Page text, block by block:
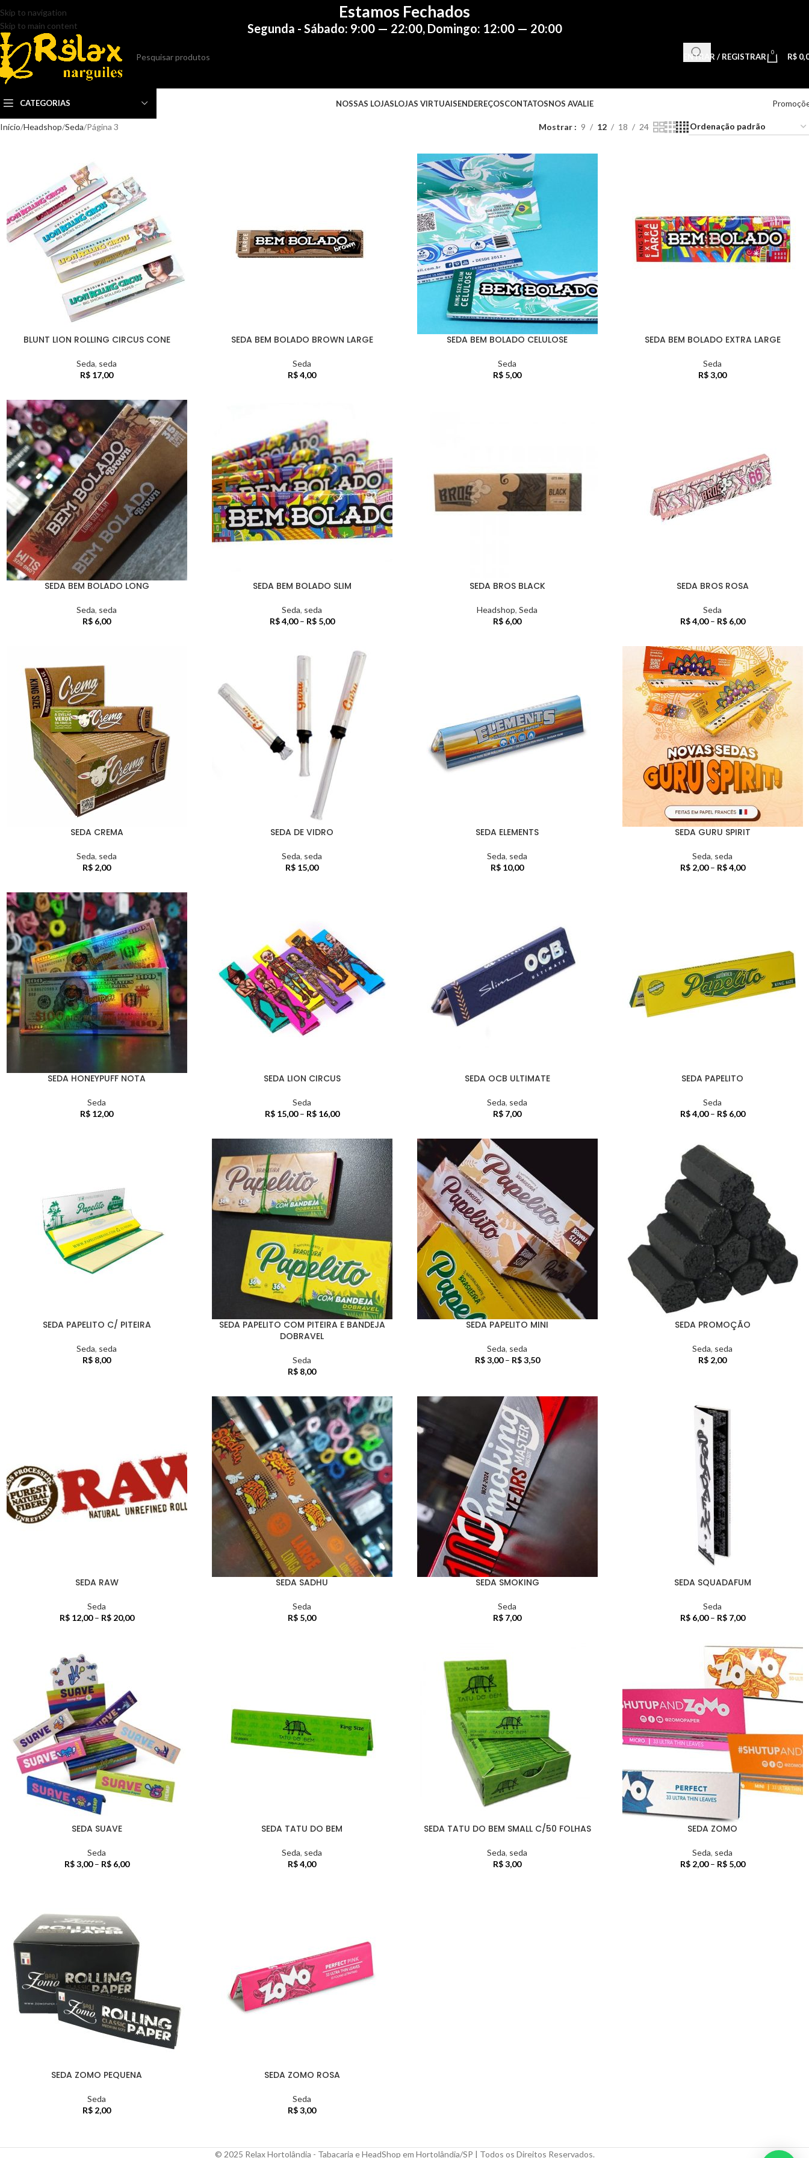
Skip to navigation
Skip to main content
Estamos Fechados
Segunda - Sábado: 9:00 — 22:00, Domingo: 12:00 — 20:00
ENTRAR / REGISTRAR 0 R$
CATEGORIAS NOSSAS LOJASLOJAS VIRTUAISENDEREÇOSCONTATOSNOS AVALIE
Início Headshop Seda Página 3 Mostrar 9 12 18 24
BLUNT LION ROLLING CIRCUS CONE
Seda, seda
R$ 17,00
SEDA BEM BOLADO BROWN LARGE
Seda
R$4,00
SEDA BEM BOLADO CELULOSE
Seda
R$ 5,00
SEDA BEM BOLADO EXTRA LARGE
Seda
R$3,00
SEDA BEM BOLADO LONG
Seda, seda
R$ 6,00
SEDA BEM BOLADO SLIM
Seda, seda
R$4,00 – R$5,00
SEDA BROS BLACK
Headshop, Seda
R$ 6,00
SEDA BROS ROSA
Seda
R$4,00 – R$6,00
SEDA CREMA
Seda, seda
R$ 2,00
SEDA DE VIDRO
Seda, seda
R$ 15,00
SEDA ELEMENTS
Seda, seda
R$ 10,00
SEDA GURU SPIRIT
Seda, seda
R$2,00 – R$4,00
SEDA HONEYPUFF NOTA
Seda
R$ 12,00
SEDA LION CIRCUS
Seda
R$15,00 – R$16,00
SEDA OCB ULTIMATE
Seda, seda
R$ 7,00
SEDA PAPELITO
Seda
R$4,00 – R$6,00
SEDA PAPELITO C/ PITEIRA
Seda, seda
R$ 8,00
SEDA PAPELITO COM PITEIRA E BANDEJA
DOBRAVEL
Seda
R$ 8,00
SEDA PAPELITO MINI
Seda, seda
R$3,00 – R$3,50
SEDA PROMOÇÃO
Seda, seda
R$ 2,00
SEDA RAW
Seda
R$12,00 – R$20,00
SEDA SADHU
Seda
R$ 5,00
SEDA SMOKING
Seda
R$ 7,00
SEDA SQUADAFUM
Seda
R$6,00 – R$7,00
SEDA SUAVE
Seda
R$3,00 – R$6,00
SEDA TATU DO BEM
Seda, seda
R$4,00
SEDA TATU DO BEM SMALL C/50 FOLHAS
Seda, seda
R$3,00
SEDA ZOMO
Seda, seda
R$2,00 – R$5,00
SEDA ZOMO PEQUENA
Seda
R$ 2,00
SEDA ZOMO ROSA
Seda
R$3,00
© 2025 Relax Hortolândia - Tabacaria e HeadShop em Hortolândia/SP | Todos os Direitos Reservados.